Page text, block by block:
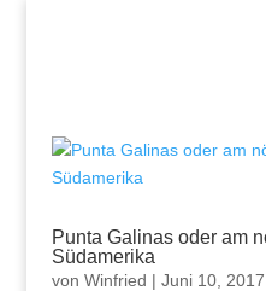
Punta Galinas oder am
Südamerika
von Winfried | Juni 10, 2017